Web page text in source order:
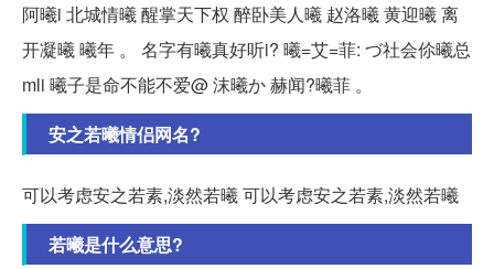
阿曦i 北城情曦 醒掌天下权 醉卧美人曦 赵洛曦 黄迎曦 离
开凝曦 曦年 。 名字有曦真好听i? 曦=艾=菲: づ社会伱曦总
mli 曦子是命不能不爱@ 沫曦か 赫闻?曦菲 。
安之若曦情侣网名?
可以考虑安之若素,淡然若曦 可以考虑安之若素,淡然若曦
若曦是什么意思?